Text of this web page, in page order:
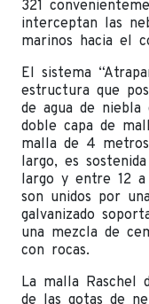
321
interceptan las
marinos hacia el
El sistema
estructura que
de agua de
doble capa de
malla de 4
largo, es
largo y entre 12
son unidos por
galvanizado
una mezcla de
con rocas.
La malla Raschel
de las gotas de